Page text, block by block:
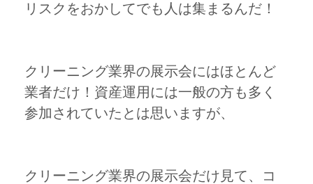
リスクをおかしてでも人は集まるんだ！
クリーニング業界の展示会にはほとんど
業者だけ！資産運用には一般の方も多く
参加されていたとは思いますが、
クリーニング業界の展示会だけ見て、コ